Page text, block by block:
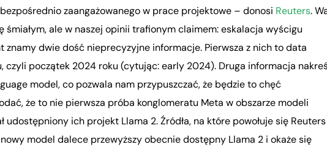
zaangażowanego w prace projektowe – donosi Reuters.
śmiałym, ale w naszej opinii trafionym claimem: eskalacja wyścigu
znamy dwie dość nieprecyzyjne informacje. Pierwsza z nich to data
czyli początek 2024 roku (cytując: early 2024). Druga informacja
model, co pozwala nam przypuszczać, że będzie to chęć
że to nie pierwsza próba konglomeratu Meta w obszarze modeli
udostępniony ich projekt Llama 2. Źródła, na które powołuje się
model dalece przewyższy obecnie dostępny Llama 2 i okaże się